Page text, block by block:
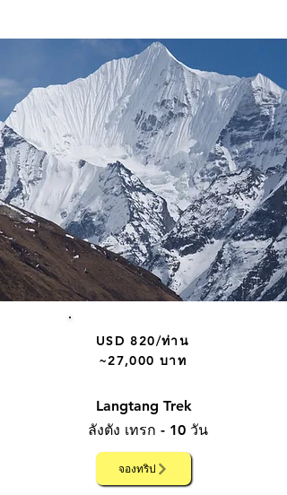
USD 820/ท่าน​
~27,000 บาท
Langtang Trek
ลังตัง เทรก - 10 วัน
จองทริป